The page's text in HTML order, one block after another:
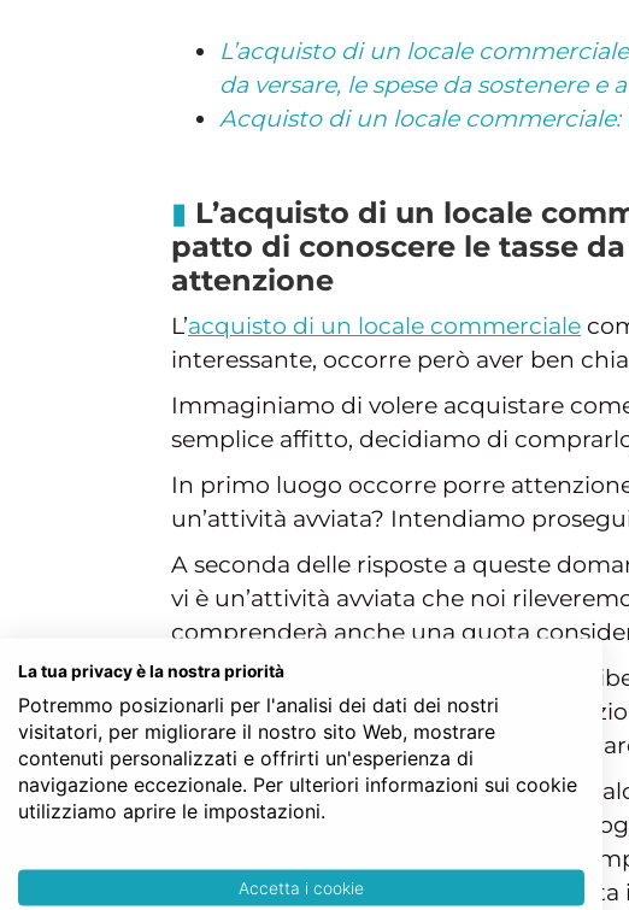
L’acquisto di un locale
da versare, le spese da sostenere e
Acquisto di un locale
L’acquisto di un locale
patto di conoscere le tasse
attenzione
L’acquisto di un locale commerciale
interessante, occorre però aver ben
Immaginiamo di volere acquistare
semplice affitto, decidiamo di
In primo luogo occorre porre
un’attività avviata? Intendiamo
A seconda delle risposte a queste
vi è un’attività avviata che noi
comprenderà anche una quota
Discorso diverso se, invece, il locale è
caratteristiche quali metratura,
vicinanza a mezzi pubblici o ad aree
Una volta stabilito il prezzo, occorre
infatti il venditore è un privato o un
da più di 5 anni, le imposte saranno:
aggiunte imposta catastale ed
La tua privacy è la nostra priorità
Potremmo posizionarli per l'analisi dei dati dei nostri
visitatori, per migliorare il nostro sito Web, mostrare
contenuti personalizzati e offrirti un'esperienza di
navigazione eccezionale. Per ulteriori informazioni sui cookie
utilizziamo aprire le impostazioni.
Accetta i cookie